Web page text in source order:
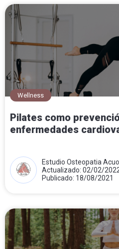
Wellness
Pilates como
enfermedades
Estudio Osteopatia
Actualizado: 02/02/
Publicado: 18/08/2021